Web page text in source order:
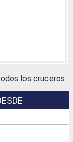
los cruceros